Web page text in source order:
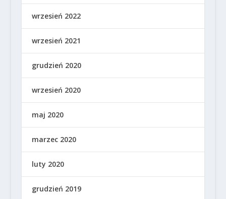
wrzesień 2022
wrzesień 2021
grudzień 2020
wrzesień 2020
maj 2020
marzec 2020
luty 2020
grudzień 2019